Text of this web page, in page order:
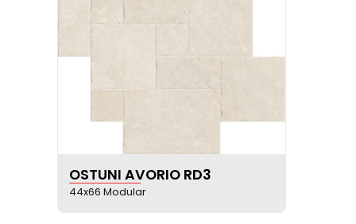
VER FICHA DEL PRODUCTO
OSTUNI AVORIO RD3
44x66 Modular